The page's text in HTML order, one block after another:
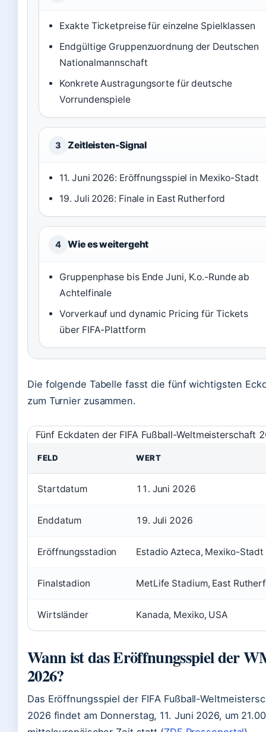
Exakte Ticketpreise für einzelne Spielklassen
Endgültige Gruppenzuordnung der Deutschen
Nationalmannschaft
Konkrete Austragungsorte für deutsche
Vorrundenspiele
3 Zeitleisten-Signal
11. Juni 2026: Eröffnungsspiel in Mexiko-Stadt
19. Juli 2026: Finale in East Rutherford
4 Wie es weitergeht
Gruppenphase bis Ende Juni, K.o.-Runde ab
Achtelfinale
Vorverkauf und dynamic Pricing für Tickets
über FIFA-Plattform
Die folgende Tabelle fasst die fünf wichtigsten
zum Turnier zusammen.
Fünf Eckdaten der FIFA Fußball-Weltmeisterschaft
FELD WERT
Startdatum 11. Juni 2026
Enddatum 19. Juli 2026
Eröffnungsstadion Estadio Azteca, Mexiko-Stadt
Finalstadion MetLife Stadium, East
Wirtsländer Kanada, Mexiko, USA
Wann ist das Eröffnungsspiel der
2026?
Das Eröffnungsspiel der FIFA Fußball-
2026 findet am Donnerstag, 11. Juni 2026, um